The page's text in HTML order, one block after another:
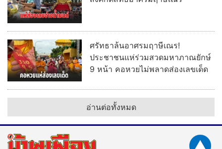
ศรัทธาล้นอาศรมฤาษีเณร!
ประชาชนแห่ร่วมสวดมหาภาณยักษ์
9 หน้า คอหวยไม่พลาดส่องเลขเด็ด
อ่านต่อทั้งหมด